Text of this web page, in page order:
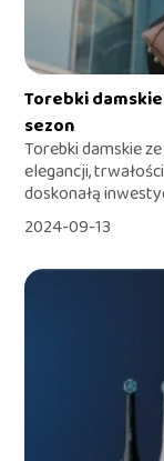
Torebki
sezon
Torebki damskie
elegancji,
doskonałą
2024-09-13